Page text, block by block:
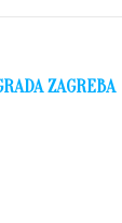
ZAGREBA